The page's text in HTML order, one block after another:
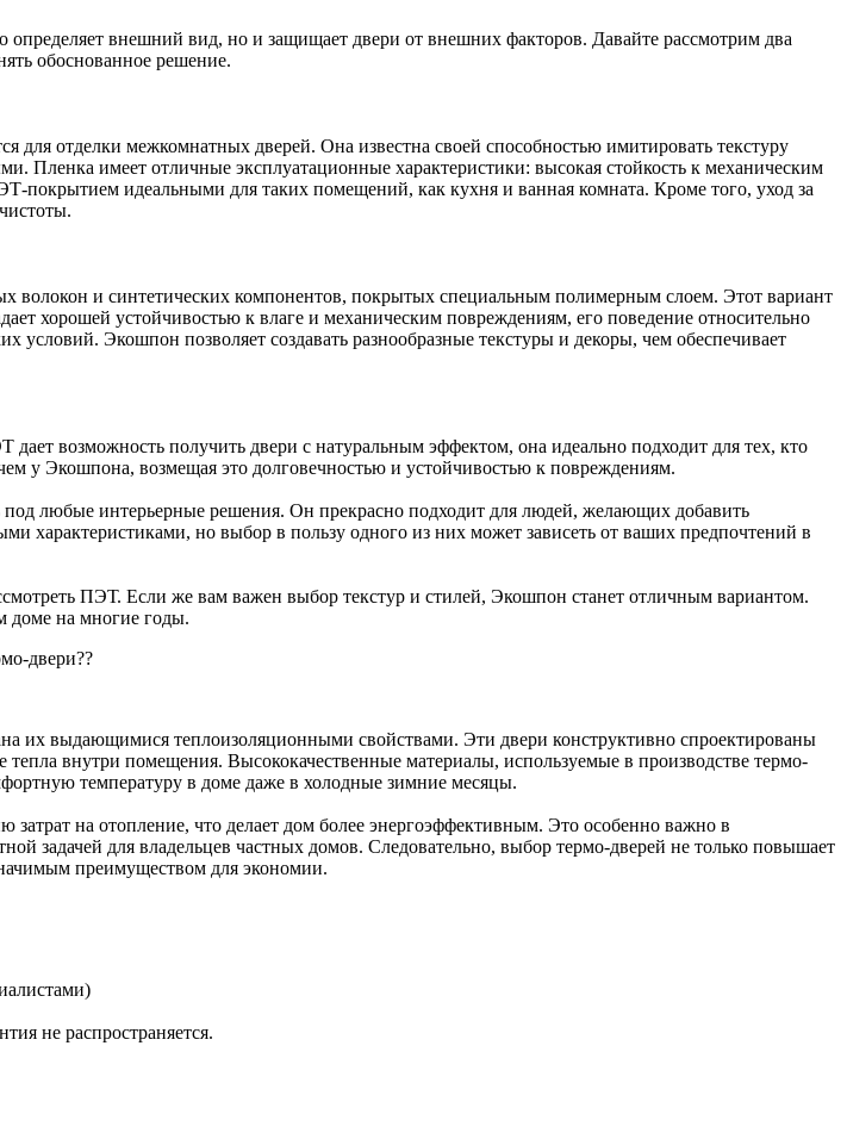
внешний вид, но и защищает двери от внешних факторов. Давайте рассмотрим два
обоснованное решение.
отделки межкомнатных дверей. Она известна своей способностью имитировать текстуру
Пленка имеет отличные эксплуатационные характеристики: высокая стойкость к механическим
покрытием идеальными для таких помещений, как кухня и ванная комната. Кроме того, уход за
волокон и синтетических компонентов, покрытых специальным полимерным слоем. Этот вариант
хорошей устойчивостью к влаге и механическим повреждениям, его поведение относительно
Экошпон позволяет создавать разнообразные текстуры и декоры, чем обеспечивает
возможность получить двери с натуральным эффектом, она идеально подходит для тех, кто
у Экошпона, возмещая это долговечностью и устойчивостью к повреждениям.
любые интерьерные решения. Он прекрасно подходит для людей, желающих добавить
характеристиками, но выбор в пользу одного из них может зависеть от ваших предпочтений в
ПЭТ. Если же вам важен выбор текстур и стилей, Экошпон станет отличным вариантом.
доме на многие годы.
двери??
их выдающимися теплоизоляционными свойствами. Эти двери конструктивно спроектированы
внутри помещения. Высококачественные материалы, используемые в производстве термо-
температуру в доме даже в холодные зимние месяцы.
на отопление, что делает дом более энергоэффективным. Это особенно важно в
задачей для владельцев частных домов. Следовательно, выбор термо-дверей не только повышает
преимуществом для экономии.
не распространяется.